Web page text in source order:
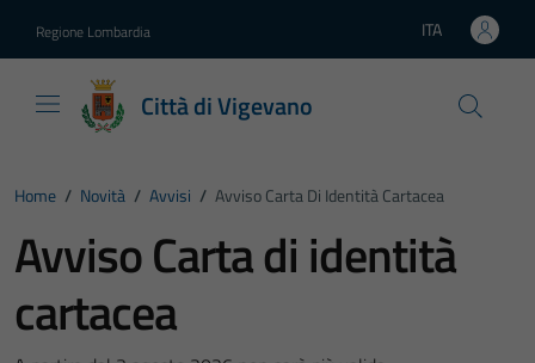
Regione Lombardia Lingua attiva:
ITA
Città di Vigevano
Home / Novità / Avvisi / Avviso Carta Di Identità Cartacea
Avviso Carta di identità
cartacea